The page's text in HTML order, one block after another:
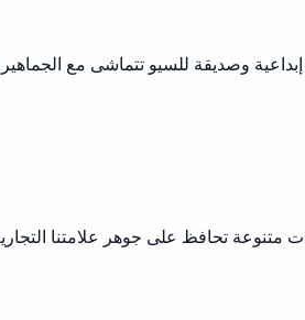
وصديقة للسيو تتماشى مع
تحافظ على جوهر علامتنا